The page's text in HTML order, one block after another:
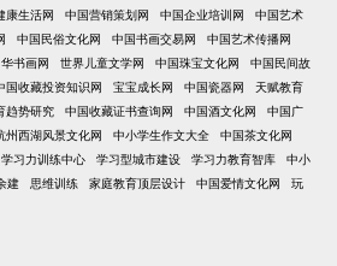
康生活网 中国营销策划网 中国企业培训网
中国艺术
中国民俗文化网 中国书画交易网
中国艺术传播网
书画网 世界儿童文学网 中国珠宝文化网
中国民间故
国收藏投资知识网 宝宝成长网 中国瓷器网
天赋教育
趋势研究 中国收藏证书查询网 中国酒文化网
中国广
州西湖风景文化网 中小学生作文大全
中国茶文化网
学习力训练中心 学习型城市建设 学习力教育智库
中小
建 思维训练 家庭教育顶层设计 中国爱情文化网
玩